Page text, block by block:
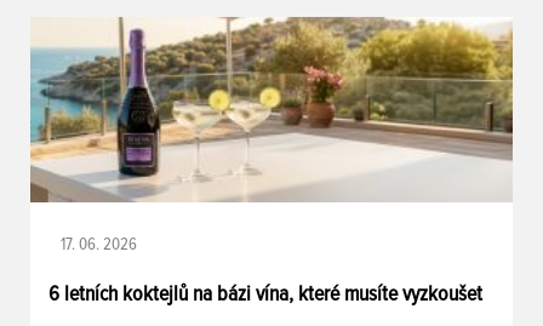
17. 06. 2026
6 letních koktejlů na bázi vína, které musíte vyzkoušet